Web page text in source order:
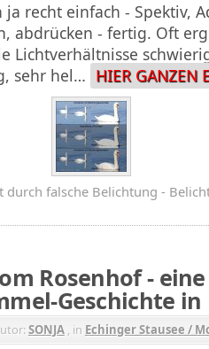
recht einfach - Spektiv,
abdrücken - fertig. Oft
Lichtverhältnisse
sehr hel… HIER GANZEN
durch falsche Belichtung -
Rosenhof - eine
Geschichte in
SONJA , in Echinger Stausee /